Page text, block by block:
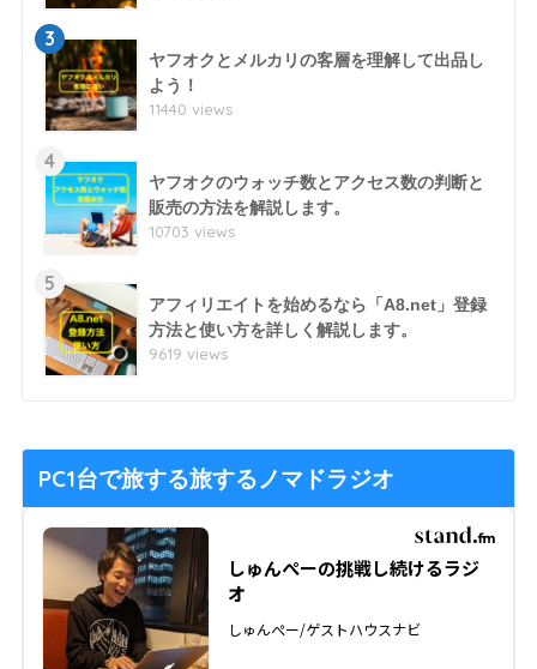
3
ヤフオクとメルカリの客層を理解して出品し
よう！
11440 views
4
ヤフオクのウォッチ数とアクセス数の判断と
販売の方法を解説します。
10703 views
5
アフィリエイトを始めるなら「A8.net」登録
方法と使い方を詳しく解説します。
9619 views
PC1台で旅する旅するノマドラジオ